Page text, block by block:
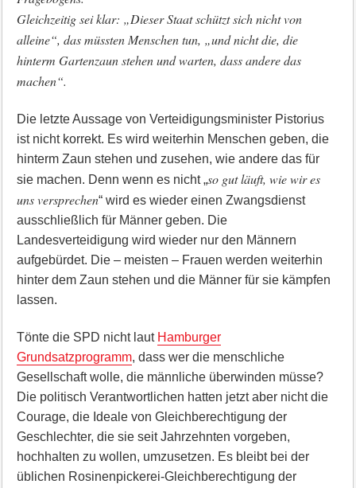
Gleichzeitig sei klar: „Dieser Staat schützt sich nicht von
alleine“, das müssten Menschen tun, „und nicht die, die
hinterm Gartenzaun stehen und warten, dass andere das
machen“.
Die letzte Aussage von Verteidigungsminister Pistorius
ist nicht korrekt. Es wird weiterhin Menschen geben, die
hinterm Zaun stehen und zusehen, wie andere das für
sie machen. Denn wenn es nicht „so gut läuft, wie wir es
uns versprechen“ wird es wieder einen Zwangsdienst
ausschließlich für Männer geben. Die
Landesverteidigung wird wieder nur den Männern
aufgebürdet. Die – meisten – Frauen werden weiterhin
hinter dem Zaun stehen und die Männer für sie kämpfen
lassen.
Tönte die SPD nicht laut Hamburger
Grundsatzprogramm, dass wer die menschliche
Gesellschaft wolle, die männliche überwinden müsse?
Die politisch Verantwortlichen hatten jetzt aber nicht die
Courage, die Ideale von Gleichberechtigung der
Geschlechter, die sie seit Jahrzehnten vorgeben,
hochhalten zu wollen, umzusetzen. Es bleibt bei der
üblichen Rosinenpickerei-Gleichberechtigung der